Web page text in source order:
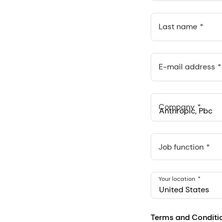
Last name
E-mail address
Company
Anthropic, PBC
548 Market St Pmb
Job function
United States
Your location
Terms and